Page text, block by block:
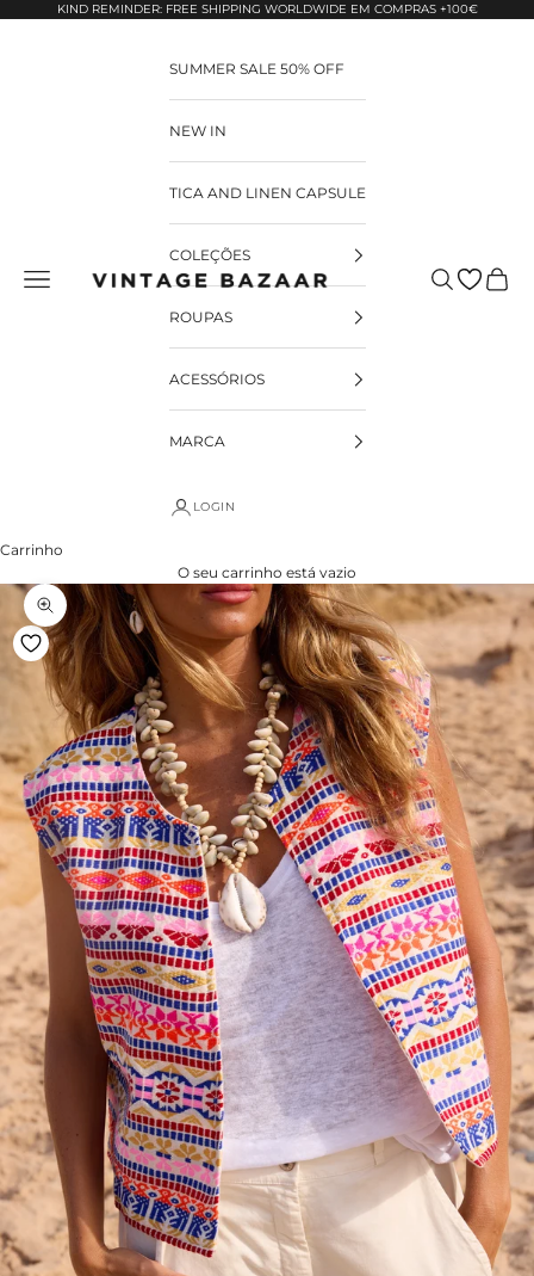
Pular para o conteúdo
KIND REMINDER: FREE SHIPPING WORLDWIDE EM COMPRAS +100€
Vintage Bazaar Pesquisar
SUMMER SALE 50% OFF
NEW IN
TICA AND LINEN CAPSULE
COLEÇÕES
ROUPAS
ACESSÓRIOS
MARCA
LOGIN
Carrinho
O seu carrinho está vazio
Zoom na imagem